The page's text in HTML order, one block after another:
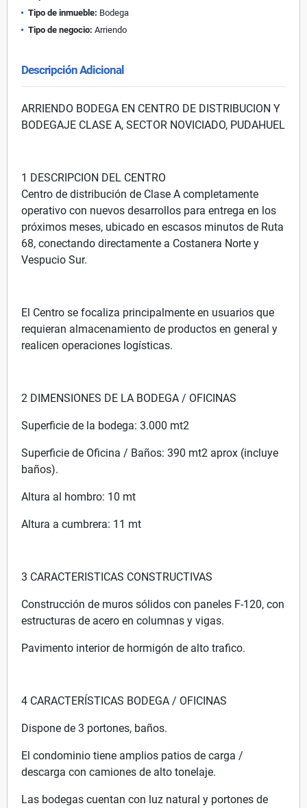
Tipo de inmueble: Bodega
Tipo de negocio: Arriendo
Descripción Adicional
ARRIENDO BODEGA EN CENTRO DE DISTRIBUCION Y
BODEGAJE CLASE A, SECTOR NOVICIADO, PUDAHUEL
1 DESCRIPCION DEL CENTRO
Centro de distribución de Clase A completamente
operativo con nuevos desarrollos para entrega en los
próximos meses, ubicado en escasos minutos de Ruta
68, conectando directamente a Costanera Norte y
Vespucio Sur.
El Centro se focaliza principalmente en usuarios que
requieran almacenamiento de productos en general y
realicen operaciones logísticas.
2 DIMENSIONES DE LA BODEGA / OFICINAS
Superficie de la bodega: 3.000 mt2
Superficie de Oficina / Baños: 390 mt2 aprox (incluye
baños).
Altura al hombro: 10 mt
Altura a cumbrera: 11 mt
3 CARACTERISTICAS CONSTRUCTIVAS
Construcción de muros sólidos con paneles F-120, con
estructuras de acero en columnas y vigas.
Pavimento interior de hormigón de alto trafico.
4 CARACTERÍSTICAS BODEGA / OFICINAS
Dispone de 3 portones, baños.
El condominio tiene amplios patios de carga /
descarga con camiones de alto tonelaje.
Las bodegas cuentan con luz natural y portones de